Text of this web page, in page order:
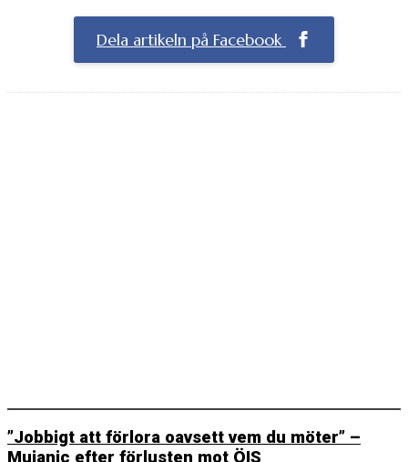
Dela artikeln på Facebook
”Jobbigt att förlora oavsett vem du möter” –
Mujanic efter förlusten mot ÖIS